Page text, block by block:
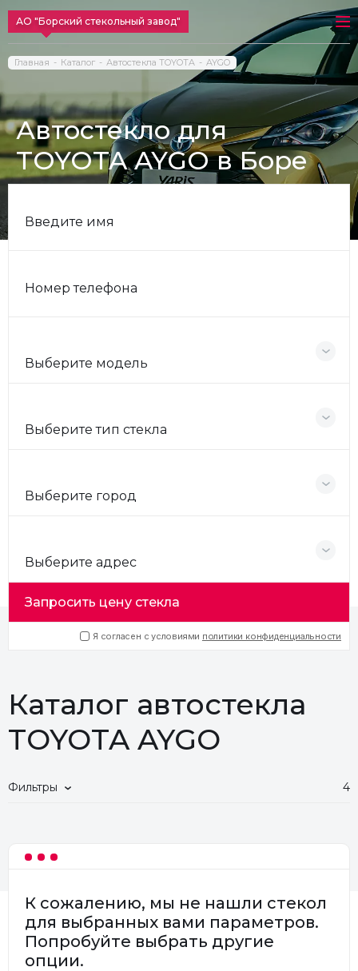
АО "Борский стекольный завод"
Главная Каталог Автостекла TOYOTA AYGO
Автостекло для
TOYOTA AYGO в Боре
Введите имя
Номер телефона
Выберите модель
Выберите тип стекла
Выберите город
Выберите адрес
Запросить цену стекла
Я согласен с условиями политики конфиденциальности
Каталог автостекла
TOYOTA AYGO
Фильтры 4
К сожалению, мы не нашли стекол
для выбранных вами параметров.
Попробуйте выбрать другие
опции.